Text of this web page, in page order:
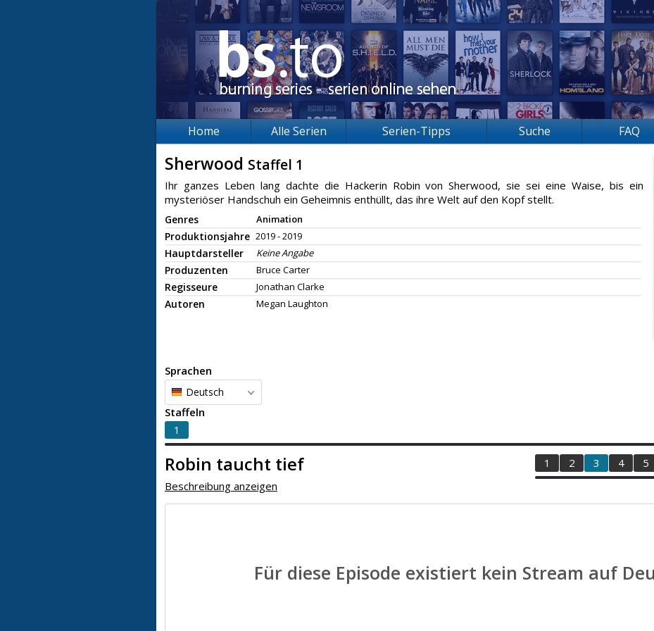
Home Alle Serien Serien-Tipps Suche FAQ
Sherwood Staffel 1
Ihr ganzes Leben lang dachte die Hackerin Robin von Sherwood, sie sei eine Waise, bis ein
mysteriöser Handschuh ein Geheimnis enthüllt, das ihre Welt auf den Kopf stellt.
Genres Animation
Produktionsjahre 2019 - 2019
Hauptdarsteller Keine Angabe
Produzenten Bruce Carter
Regisseure Jonathan Clarke
Autoren Megan Laughton
Sprachen
Deutsch
Staffeln
1
Robin taucht tief 1 2 3 4 5
Beschreibung anzeigen
Für diese Episode existiert kein Stream auf